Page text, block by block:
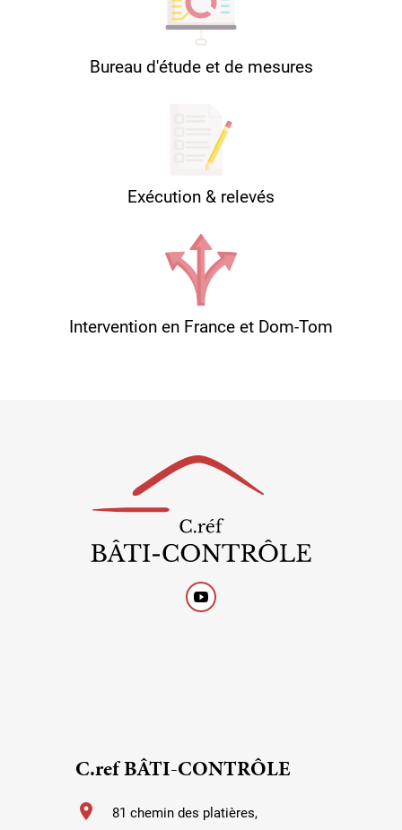
Bureau d'étude et de mesures
Exécution & relevés
Intervention en France et Dom-Tom
C.ref BÂTI-CONTRÔLE
location_on
81 chemin des platières,